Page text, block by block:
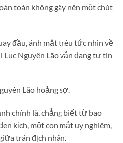
toàn không gây nên một chút
đầu, ánh mắt trêu tức nhìn về
Lục Nguyên Lão vẫn đang tự tin
Lão hoảng sợ.
chính là, chẳng biết từ bao
kịch, một con mắt uy nghiêm,
trán địch nhân.